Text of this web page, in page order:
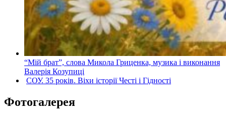
“Мій брат”, слова Микола Гриценка, музика і виконання
Валерія Козупиці
СОУ. 35 років. Віхи історії Честі і Гідності
Фотогалерея